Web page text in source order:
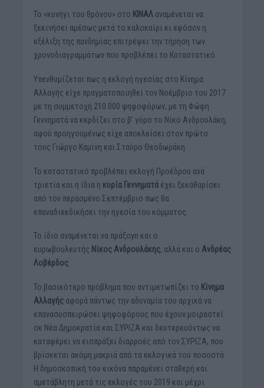
Το «κυνήγι του θρόνου» στο ΚΙΝΑΛαναμένεται να
ξεκινήσει αμέσως μετά το καλοκαίρι κι εφόσον η
εξέλιξη της πανδημίας επιτρέψει την τήρηση των
χρονοδιαγραμμάτων που προβλέπει το Καταστατικό.
Υπενθυμίζεται πως η εκλογή ηγεσίας στο Κίνημα
Αλλαγής είχε πραγματοποιηθεί τον Νοέμβριο του 2017
με τη συμμετοχή 210.000 ψηφοφόρων, με τη Φώφη
Γεννηματά να κερδίζει στο β’ γύρο το Νίκο Ανδρουλάκη,
αφού προηγουμένως είχε αποκλείσει στον πρώτο
τους Γιώργο Καμίνη και Σταύρο Θεοδωράκη.
Το καταστατικό προβλέπει εκλογή Προέδρου ανά
τριετία και η ίδια η κυρία Γεννηματά έχει ξεκαθαρίσει
από τον περασμένο Σεπτέμβριο πως θα
επαναδιεκδικήσει την ηγεσία του κόμματος.
Το ίδιο αναμένεται να πράξoyn και ο
ευρωβουλευτής Νίκος Ανδρουλάκης, αλλά και ο Ανδρέας
Λοβέρδος.
Το βασικότερο πρόβλημα που αντιμετωπίζει το Κίνημα
Αλλαγής αφορά πάντως την αδυναμία του αρχικά να
επανασυσπειρώσει ψηφοφόρους που έχουν μοιραστεί
σε Νέα Δημοκρατία και ΣΥΡΙΖΑ και δευτερευόντως να
καταφέρει να εισπράξει διαρροές από τον ΣΥΡΙΖΑ, που
βρίσκεται ακόμη μακριά από τα εκλογικά του ποσοστά.
Η δημοσκοπική του εικόνα παραμένει σταθερή και
αμετάβλητη μετά τις εκλογές του 2019 και μέχρι